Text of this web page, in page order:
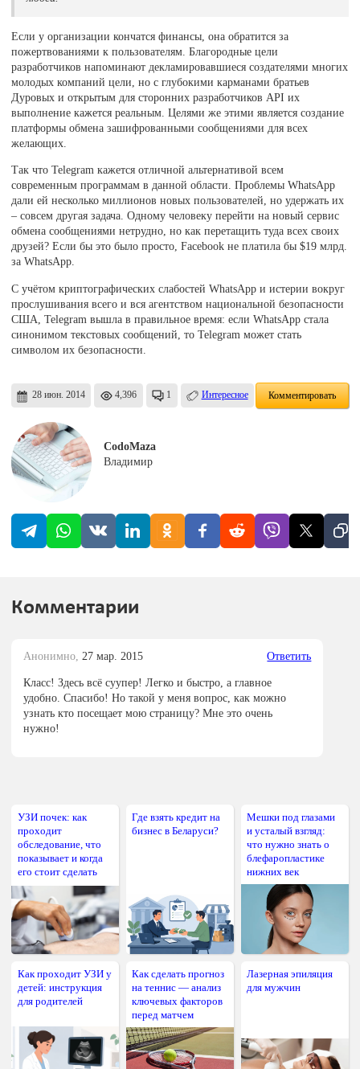
Если у организации кончатся финансы, она обратится за
пожертвованиями к пользователям. Благородные цели
разработчиков напоминают декламировавшиеся создателями многих
молодых компаний цели, но с глубокими карманами братьев
Дуровых и открытым для сторонних разработчиков API их
выполнение кажется реальным. Целями же этими является создание
платформы обмена зашифрованными сообщениями для всех
желающих.
Так что Telegram кажется отличной альтернативой всем
современным программам в данной области. Проблемы WhatsApp
дали ей несколько миллионов новых пользователей, но удержать их
– совсем другая задача. Одному человеку перейти на новый сервис
обмена сообщениями нетрудно, но как перетащить туда всех своих
друзей? Если бы это было просто, Facebook не платила бы $19 млрд.
за WhatsApp.
C учётом криптографических слабостей WhatsApp и истерии вокруг
прослушивания всего и вся агентством национальной безопасности
США, Telegram вышла в правильное время: если WhatsApp стала
синонимом текстовых сообщений, то Telegram может стать
символом их безопасности.
28 июн. 2014 4,396 1 Интересное Комментировать
CodoMaza
Владимир
Комментарии
Анонимно, 27 мар. 2015 Ответить
Класс! Здесь всё суупер! Легко и быстро, а главное
удобно. Спасибо! Но такой у меня вопрос, как можно
узнать кто посещает мою страницу? Мне это очень
нужно!
УЗИ почек: как
проходит
обследование, что
показывает и когда
его стоит сделать
Где взять кредит на
бизнес в Беларуси?
Мешки под глазами
и усталый взгляд:
что нужно знать о
блефаропластике
нижних век
Как проходит УЗИ у
детей: инструкция
для родителей
Как сделать прогноз
на теннис — анализ
ключевых факторов
перед матчем
Лазерная эпиляция
для мужчин